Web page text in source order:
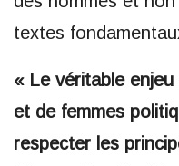
textes
« Le véritable enjeu
et de femmes
respecter les